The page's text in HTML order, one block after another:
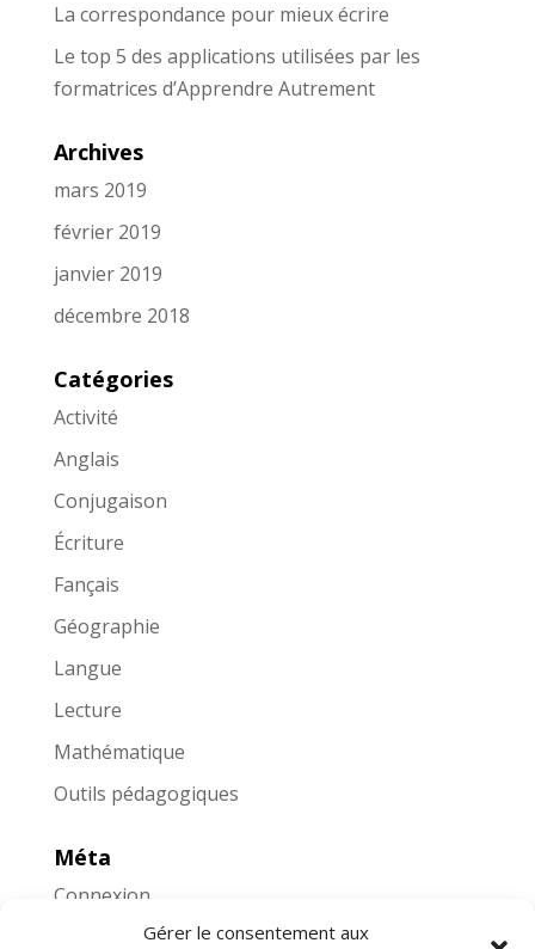
Gérer le consentement aux
La correspondance pour mieux écrire
Le top 5 des applications utilisées par les
formatrices d’Apprendre Autrement
Archives
mars 2019
février 2019
janvier 2019
décembre 2018
Catégories
Activité
Anglais
Conjugaison
Écriture
Fançais
Géographie
Langue
Lecture
Mathématique
Outils pédagogiques
Méta
Connexion
Flux des publications